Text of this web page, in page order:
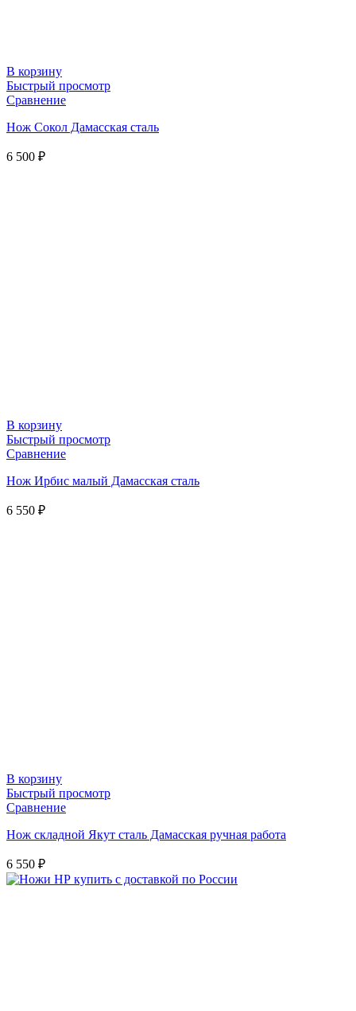
В корзину
Быстрый просмотр
Сравнение
Нож Сокол Дамасская сталь
6 500 ₽
В корзину
Быстрый просмотр
Сравнение
Нож Ирбис малый Дамасская сталь
6 550 ₽
В корзину
Быстрый просмотр
Сравнение
Нож складной Якут сталь Дамасская ручная работа
6 550 ₽